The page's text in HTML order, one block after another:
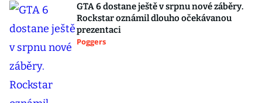
GTA 6 dostane ještě v srpnu nové záběry.
Rockstar oznámil dlouho očekávanou
prezentaci
Poggers